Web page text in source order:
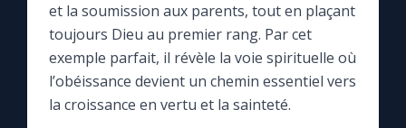
La vidéo de la semaine
Le compte Tiktok
et la soumission aux parents, tout en plaçant
toujours Dieu au premier rang. Par cet
exemple parfait, il révèle la voie spirituelle où
l’obéissance devient un chemin essentiel vers
la croissance en vertu et la sainteté.